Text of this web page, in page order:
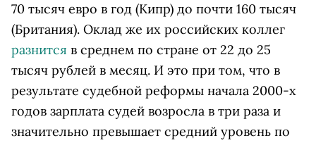
70 тысяч евро в год (Кипр) до почти 160 тысяч
(Британия). Оклад же их российских коллег
разнится в среднем по стране от 22 до 25
тысяч рублей в месяц. И это при том, что в
результате судебной реформы начала 2000-х
годов зарплата судей возросла в три раза и
значительно превышает средний уровень по